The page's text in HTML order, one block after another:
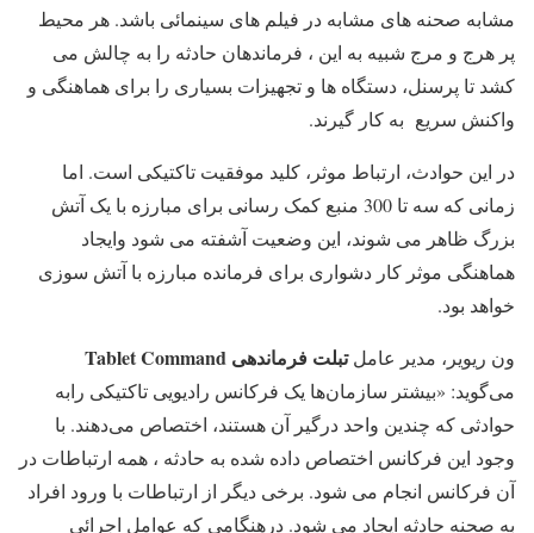
مشابه صحنه های مشابه در فیلم های سینمائی باشد. هر محیط
پر هرج و مرج شبیه به این ، فرماندهان حادثه را به چالش می
کشد تا پرسنل، دستگاه ها و تجهیزات بسیاری را برای هماهنگی و
واکنش سریع به کار گیرند.
در این حوادث، ارتباط موثر، کلید موفقیت تاکتیکی است. اما
زمانی که سه تا 300 منبع کمک رسانی برای مبارزه با یک آتش
بزرگ ظاهر می شوند، این وضعیت آشفته می شود وایجاد
هماهنگی موثر کار دشواری برای فرمانده مبارزه با آتش سوزی
خواهد بود.
ون ریویر، مدیر عاملتبلت فرماندهی Tablet Command
می‌گوید: «بیشتر سازمان‌ها یک فرکانس رادیویی تاکتیکی رابه
حوادثی که چندین واحد درگیر آن هستند، اختصاص می‌دهند. با
وجود این فرکانس اختصاص داده شده به حادثه ، همه ارتباطات در
آن فرکانس انجام می شود. برخی دیگر از ارتباطات با ورود افراد
به صحنه حادثه ایجاد می شود. درهنگامی که عوامل اجرائی